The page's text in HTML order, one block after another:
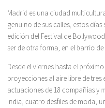
Madrid es una ciudad
genuino de sus calles, estos días
edición del Festival de
ser de otra forma, en el barrio de
Desde el viernes hasta el
proyecciones al aire libre de
actuaciones de 18 compañías y
India, cuatro desfiles de moda,